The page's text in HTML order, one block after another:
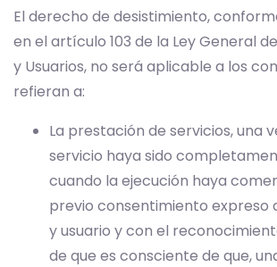
El derecho de desistimiento,
en el artículo 103 de la Ley General
y Usuarios, no será aplicable a los
refieran a:
La prestación de servicios, una
servicio haya sido
cuando la ejecución haya
previo consentimiento expreso
y usuario y con el
de que es consciente de que,